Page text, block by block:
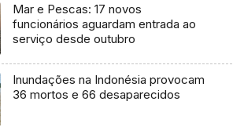
Mar e Pescas: 17 novos
funcionários aguardam entrada ao
serviço desde outubro
Inundações na Indonésia provocam
36 mortos e 66 desaparecidos